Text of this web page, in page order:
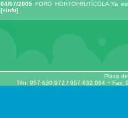
04/07/2005 FORO HORTOFRUTÍCOLA:Ya
[+info]
Plaza
Tlfn: 957 630 972 / 957 632 084 ~ Fax: